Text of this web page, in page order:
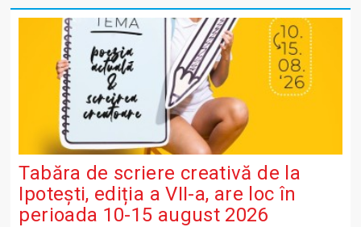
Tabăra de scriere creativă de la
Ipotești, ediția a VII-a, are loc în
perioada 10-15 august 2026